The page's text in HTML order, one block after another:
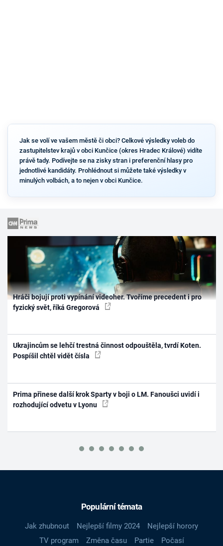
Jak se volí ve vašem městě či obci? Celkové výsledky voleb do
zastupitelstev krajů v obci Kunčice (okres Hradec Králové) vidíte
právě tady. Podívejte se na zisky stran i preferenční hlasy pro
jednotlivé kandidáty. Prohlédnout si můžete také výsledky v
minulých volbách, a to nejen v obci Kunčice.
Hráči bojují proti vypínání videoher. Tvoříme precedent i pro
fyzický svět, říká Gregorová
Ukrajincům se lehčí trestná činnost odpouštěla, tvrdí Koten.
Pospíšil chtěl vidět čísla
Prima přinese další krok Sparty v boji o LM. Fanoušci uvidí i
rozhodující odvetu v Lyonu
Populární témata
Jak zhubnout Nejlepší filmy 2024
Nejlepší horory
TV program
Změna času Partie
Počasí